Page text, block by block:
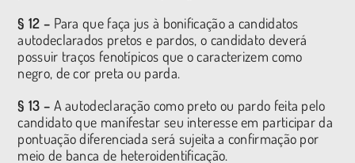
§ 12 – Para que faça jus à bonificação a candidatos
autodeclarados pretos e pardos, o candidato deverá
possuir traços fenotípicos que o caracterizem como
negro, de cor preta ou parda.
§ 13 – A autodeclaração como preto ou pardo feita pelo
candidato que manifestar seu interesse em participar da
pontuação diferenciada será sujeita a confirmação por
meio de banca de heteroidentificação.